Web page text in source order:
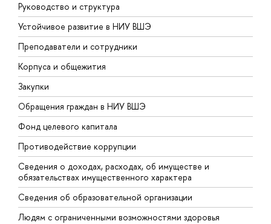
Руководство и структура
Устойчивое развитие в НИУ ВШЭ
Преподаватели и сотрудники
Корпуса и общежития
Закупки
Обращения граждан в НИУ ВШЭ
Фонд целевого капитала
Противодействие коррупции
Сведения о доходах, расходах, об имуществе и
обязательствах имущественного характера
Сведения об образовательной организации
Людям с ограниченными возможностями здоровья